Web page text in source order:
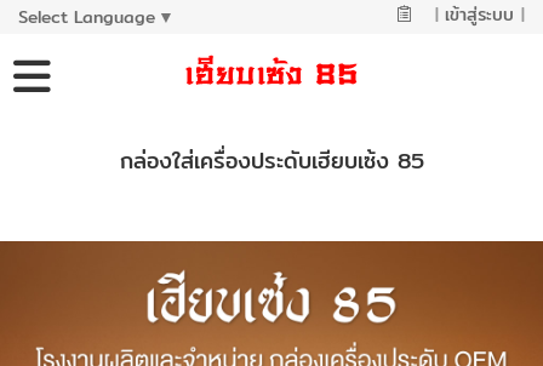
Select Language ▼ | เข้าสู่ระบบ |
กล่องใส่เครื่องประดับเฮียบเซ้ง 85